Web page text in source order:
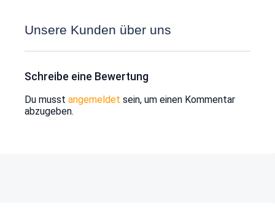
Unsere Kunden über uns
Schreibe eine Bewertung
Du musst angemeldet sein, um einen Kommentar
abzugeben.